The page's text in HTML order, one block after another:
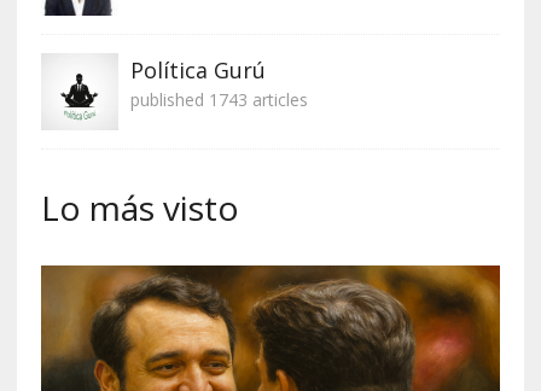
Política Gurú
published 1743 articles
Lo más visto